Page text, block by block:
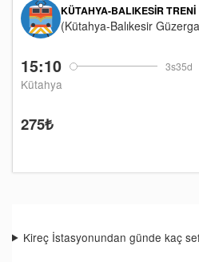
15:10 3s35d
Kütahya
KÜTAHYA-BALIKESIR TRENI
(Kütahya-Balıkesir
275₺
Kireç İstasyonundan günde kaç